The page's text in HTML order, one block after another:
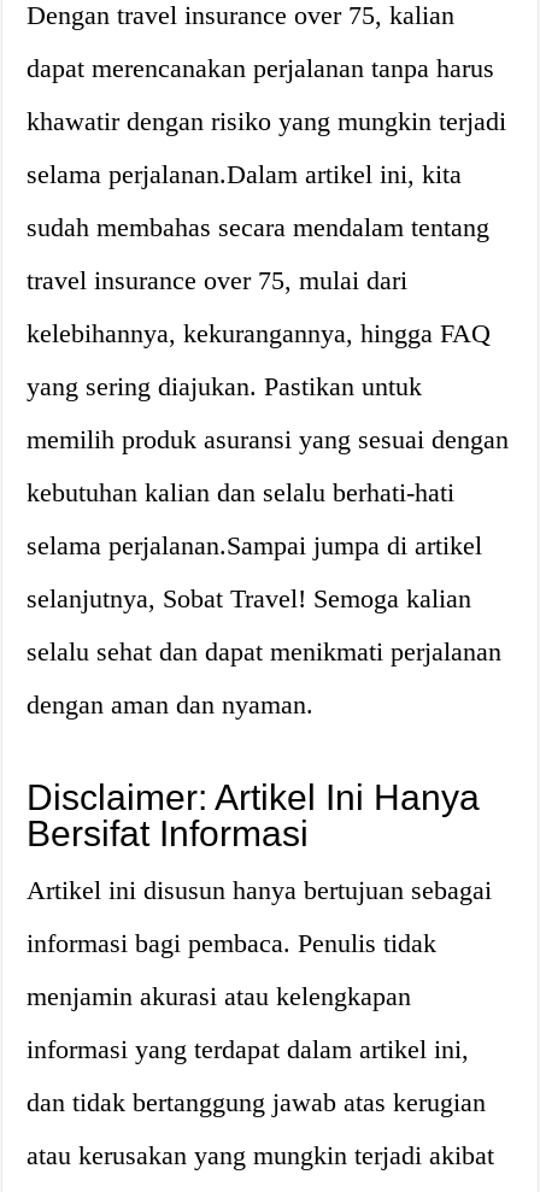
Dengan travel insurance over 75, kalian
dapat merencanakan perjalanan tanpa harus
khawatir dengan risiko yang mungkin terjadi
selama perjalanan.Dalam artikel ini, kita
sudah membahas secara mendalam tentang
travel insurance over 75, mulai dari
kelebihannya, kekurangannya, hingga FAQ
yang sering diajukan. Pastikan untuk
memilih produk asuransi yang sesuai dengan
kebutuhan kalian dan selalu berhati-hati
selama perjalanan.Sampai jumpa di artikel
selanjutnya, Sobat Travel! Semoga kalian
selalu sehat dan dapat menikmati perjalanan
dengan aman dan nyaman.
Disclaimer: Artikel Ini Hanya
Bersifat Informasi
Artikel ini disusun hanya bertujuan sebagai
informasi bagi pembaca. Penulis tidak
menjamin akurasi atau kelengkapan
informasi yang terdapat dalam artikel ini,
dan tidak bertanggung jawab atas kerugian
atau kerusakan yang mungkin terjadi akibat